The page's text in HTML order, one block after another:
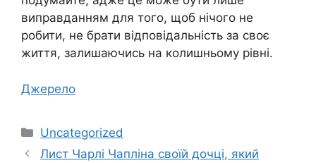
виправданням для того, щоб нічого не
робити, не брати відповідальність за своє
життя, залишаючись на колишньому рівні.
Джерело
Категорії
Uncategorized
Лист Чарлі Чапліна своїй дочці, який